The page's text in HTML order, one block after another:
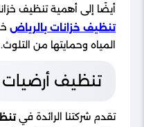
أيضًا إلى أهمية تنظيف
تنظيف خزانات بالرياض
المياه وحمايتها من التلوث.
تنظيف أرضيات
تقدم شركتنا الرائدة في